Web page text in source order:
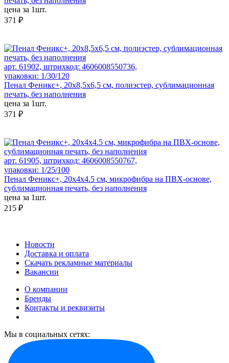
цена за 1шт.
371 ₽
арт. 61902, штрихкод: 4606008550736,
упаковки: 1/30/120
Пенал Феникс+, 20х8,5х6,5 см, полиэстер, сублимационная
печать, без наполнения
цена за 1шт.
371 ₽
арт. 61905, штрихкод: 4606008550767,
упаковки: 1/25/100
Пенал Феникс+, 20х4х4.5 см, микрофибра на ПВХ-основе,
сублимационная печать, без наполнения
цена за 1шт.
215 ₽
Новости
Доставка и оплата
Скачать рекламные материалы
Вакансии
О компании
Бренды
Контакты и реквизиты
Мы в социальных сетях: